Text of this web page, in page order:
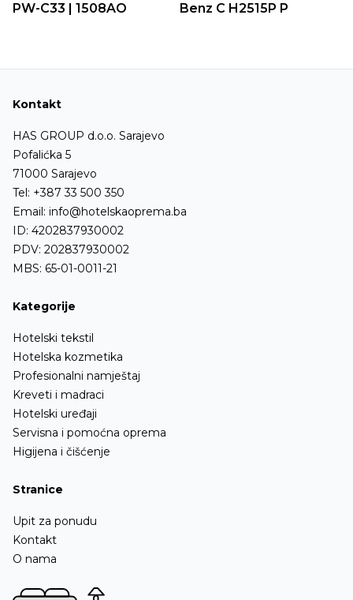
PW-C33 | 1508AO
Benz C H2515P P
Kontakt
HAS GROUP d.o.o. Sarajevo
Pofalićka 5
71000 Sarajevo
Tel: +387 33 500 350
Email: info@hotelskaoprema.ba
ID: 4202837930002
PDV: 202837930002
MBS: 65-01-0011-21
Kategorije
Hotelski tekstil
Hotelska kozmetika
Profesionalni namještaj
Kreveti i madraci
Hotelski uređaji
Servisna i pomoćna oprema
Higijena i čišćenje
Stranice
Upit za ponudu
Kontakt
O nama